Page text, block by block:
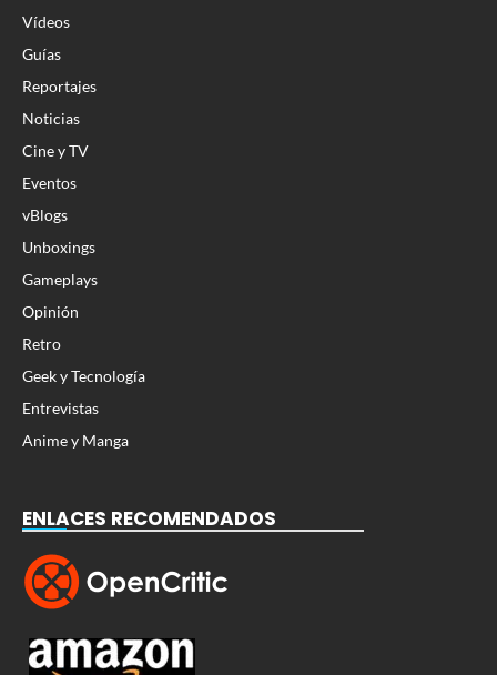
Vídeos
Guías
Reportajes
Noticias
Cine y TV
Eventos
vBlogs
Unboxings
Gameplays
Opinión
Retro
Geek y Tecnología
Entrevistas
Anime y Manga
ENLACES RECOMENDADOS